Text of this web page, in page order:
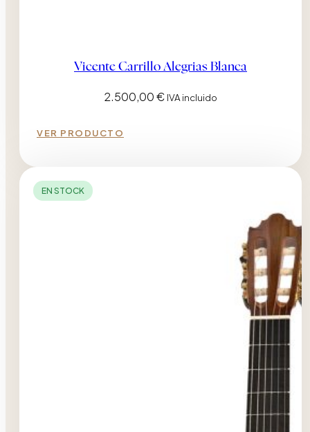
Vicente Carrillo Alegrias Blanca
2.500,00€ IVA incluido
VER PRODUCTO
EN STOCK